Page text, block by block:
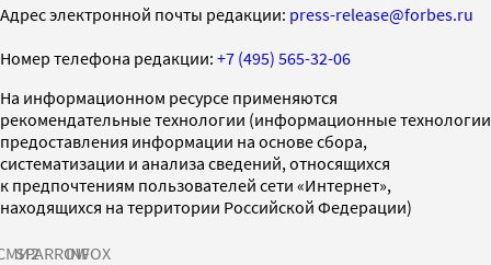
Адрес электронной почты редакции: press-release@forbes.ru
Номер телефона редакции: +7 (495) 565-32-06
На информационном ресурсе применяются
рекомендательные технологии (информационные технологии
предоставления информации на основе сбора,
систематизации и анализа сведений, относящихся
к предпочтениям пользователей сети «Интернет»,
находящихся на территории Российской Федерации)
SPARROWINFOX